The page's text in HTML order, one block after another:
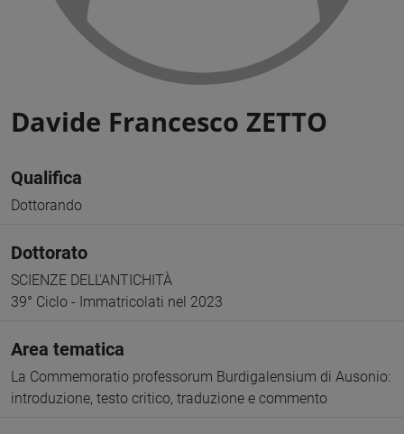
Davide Francesco ZETTO
Qualifica
Dottorando
Dottorato
SCIENZE DELL'ANTICHITÀ
39° Ciclo - Immatricolati nel 2023
Area tematica
La Commemoratio professorum Burdigalensium di Ausonio:
introduzione, testo critico, traduzione e commento